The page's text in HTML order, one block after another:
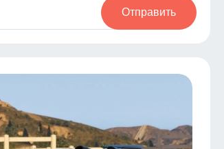
Отправить